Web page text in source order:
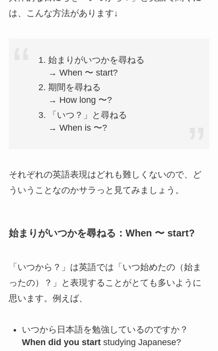
は、こんな方法があります↓
始まりがいつかを尋ねる
→ When 〜 start?
期間を尋ねる
→ How long 〜?
「いつ？」と尋ねる
→ When is 〜?
それぞれの英語表現はどれも難しくないので、ど
ういうことなのかサラっと見てみましょう。
始まりがいつかを尋ねる：When 〜 start?
「いつから？」は英語では「いつ始めたの（始ま
ったの）？」と表現することがとても多いように
思います。例えば、
いつから日本語を勉強しているのですか？
When did you startstudying Japanese?